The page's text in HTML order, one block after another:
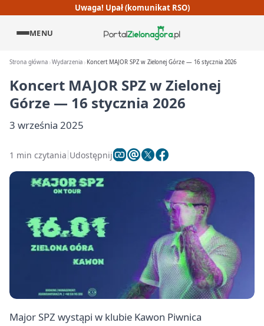
Uwaga! Upał (komunikat RSO)
MENU
Strona główna Wydarzenia Koncert MAJOR SPZ w Zielonej Górze — 16 stycznia 2026
Koncert MAJOR SPZ w Zielonej
Górze — 16 stycznia 2026
3 września 2025
1 min czytania Udostępnij
Major SPZ wystąpi w klubie Kawon Piwnica